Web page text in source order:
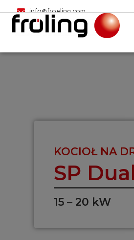
info@froeling.com
KOCIOŁ NA
SP
15 – 20 kW